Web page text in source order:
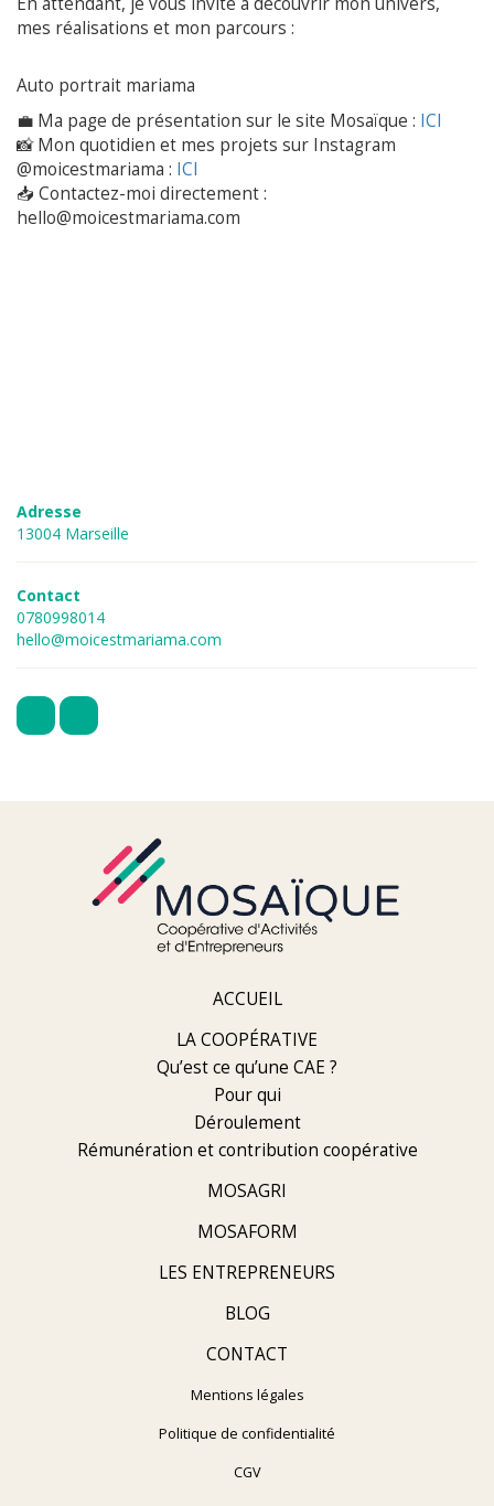
mes réalisations et mon parcours :
Auto portrait mariama
💼 Ma page de présentation sur le site Mosaïque : ICI
📸 Mon quotidien et mes projets sur Instagram
@moicestmariama : ICI
📥 Contactez-moi directement :
hello@moicestmariama.com
Adresse
13004 Marseille
Contact
0780998014
hello@moicestmariama.com
ACCUEIL
LA COOPÉRATIVE
Qu’est ce qu’une CAE ?
Pour qui
Déroulement
Rémunération et contribution coopérative
MOSAGRI
MOSAFORM
LES ENTREPRENEURS
BLOG
CONTACT
Mentions légales
Politique de confidentialité
CGV